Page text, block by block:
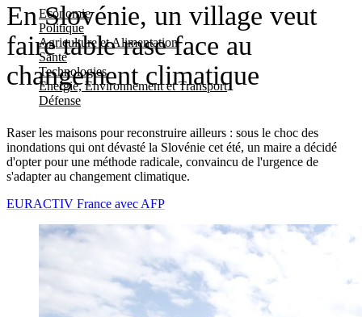
Economie
Politique
Agriculture et Alimentation
Santé
Technologies
Energie, Environnement et Transport
Défense
En Slovénie, un village veut
faire table rase face au
changement climatique
Raser les maisons pour reconstruire ailleurs : sous le choc des
inondations qui ont dévasté la Slovénie cet été, un maire a décidé
d'opter pour une méthode radicale, convaincu de l'urgence de
s'adapter au changement climatique.
EURACTIV France avec AFP